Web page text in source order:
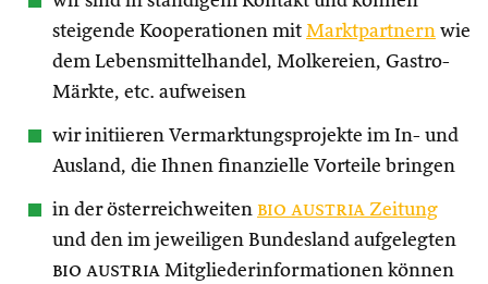
steigende Kooperationen mit Marktpartnern wie
dem Lebensmittelhandel, Molkereien, Gastro-
Märkte, etc. aufweisen
wir initiieren Vermarktungsprojekte im In- und
Ausland, die Ihnen finanzielle Vorteile bringen
in der österreichweiten bio austria Zeitung
und den im jeweiligen Bundesland aufgelegten
bio austria Mitgliederinformationen können